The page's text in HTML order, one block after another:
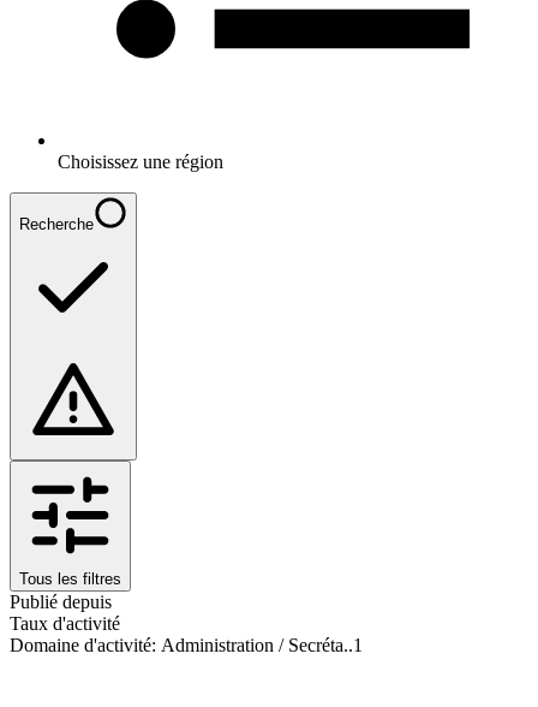
Choisissez une région
Recherche
Tous les filtres
Publié depuis
Taux d'activité
Domaine d'activité: Administration / Secréta..1